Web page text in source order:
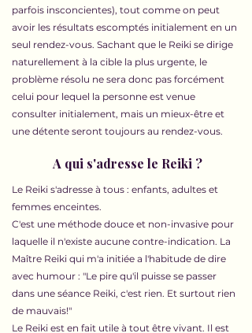
parfois insconcientes), tout comme on peut
avoir les résultats escomptés initialement en un
seul rendez-vous. Sachant que le Reiki se dirige
naturellement à la cible la plus urgente, le
problème résolu ne sera donc pas forcément
celui pour lequel la personne est venue
consulter initialement, mais un mieux-être et
une détente seront toujours au rendez-vous.
A qui s'adresse le Reiki ?
​Le Reiki s'adresse à tous : enfants, adultes et
femmes enceintes.
C'est une méthode douce et non-invasive pour
laquelle il n'existe aucune contre-indication. La
Maître Reiki qui m'a initiée a l'habitude de dire
avec humour : "Le pire qu'il puisse se passer
dans une séance Reiki, c'est rien. Et surtout rien
de mauvais!"
Le Reiki est en fait utile à tout être vivant. Il est